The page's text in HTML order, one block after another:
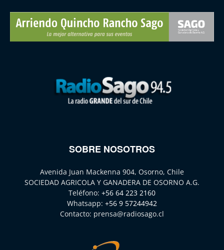
SOBRE NOSOTROS
Avenida Juan Mackenna 904, Osorno, Chile
SOCIEDAD AGRICOLA Y GANADERA DE OSORNO A.G.
Teléfono: +56 64 223 2160
Whatsapp: +56 9 57244942
Contacto: prensa@radiosago.cl